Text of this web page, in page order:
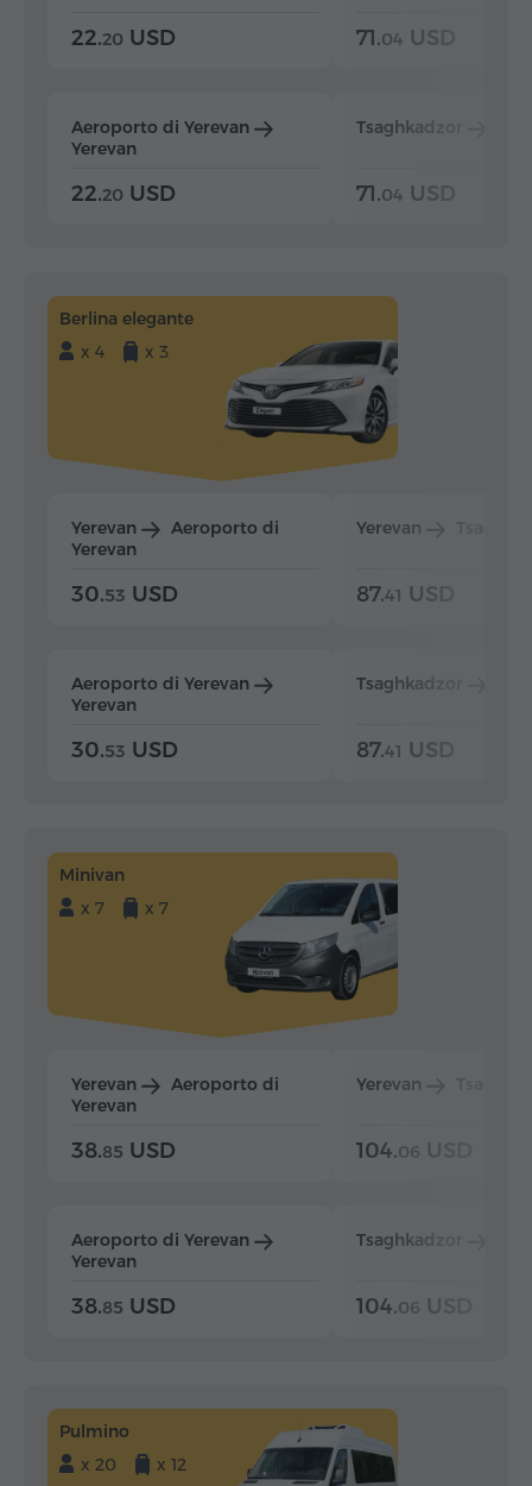
22.20 USD
Aeroporto di Yerevan
Yerevan
22.20 USD
71.04 USD
Tsaghkadzor
71.04 USD
Berlina elegante
x 4
x 3
Yerevan
Aeroporto di
Yerevan
30.53 USD
Aeroporto di Yerevan
Yerevan
30.53 USD
Yerevan
87.41 USD
Tsaghkadzor
87.41 USD
Minivan
x 7
x 7
Yerevan
Aeroporto di
Yerevan
38.85 USD
Aeroporto di Yerevan
Yerevan
38.85 USD
Yerevan
104.06 USD
Tsaghkadzor
104.06 USD
Pulmino
x 20
x 12